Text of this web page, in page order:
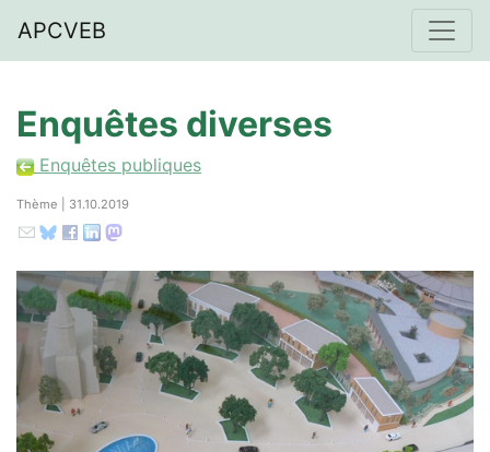
APCVEB
Enquêtes diverses
Enquêtes publiques
Thème | 31.10.2019